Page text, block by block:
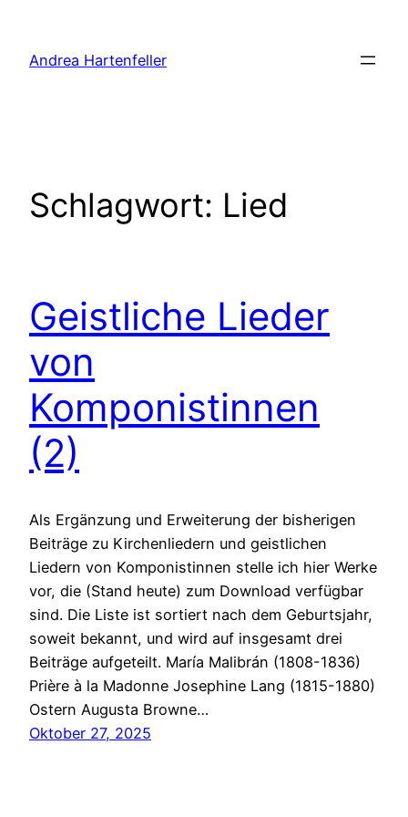
springen
Andrea Hartenfeller
Schlagwort: Lied
Geistliche Lieder
von
Komponistinnen
(2)
Als Ergänzung und Erweiterung der bisherigen
Beiträge zu Kirchenliedern und geistlichen
Liedern von Komponistinnen stelle ich hier Werke
vor, die (Stand heute) zum Download verfügbar
sind. Die Liste ist sortiert nach dem Geburtsjahr,
soweit bekannt, und wird auf insgesamt drei
Beiträge aufgeteilt. María Malibrán (1808-1836)
Prière à la Madonne Josephine Lang (1815-1880)
Ostern Augusta Browne…
Oktober 27, 2025